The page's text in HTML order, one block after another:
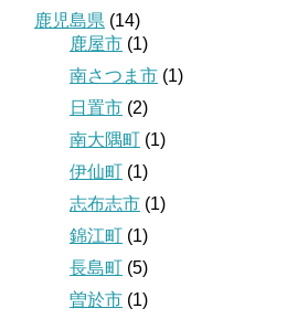
鹿児島県 (14)
鹿屋市 (1)
南さつま市 (1)
日置市 (2)
南大隅町 (1)
伊仙町 (1)
志布志市 (1)
錦江町 (1)
長島町 (5)
曽於市 (1)